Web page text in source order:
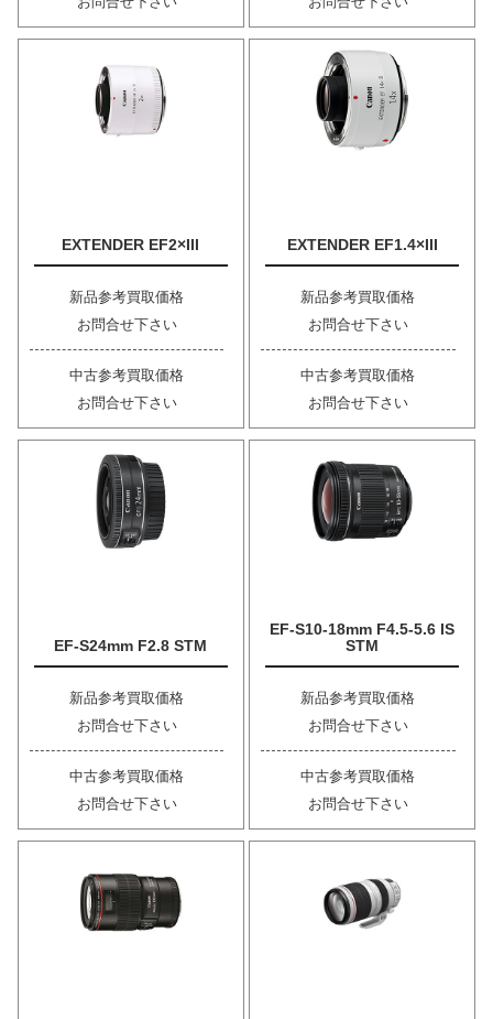
EXTENDER EF2×III
新品参考買取価格
お問合せ下さい
中古参考買取価格
お問合せ下さい
EXTENDER EF1.4×III
新品参考買取価格
お問合せ下さい
中古参考買取価格
お問合せ下さい
EF-S24mm F2.8 STM
新品参考買取価格
お問合せ下さい
中古参考買取価格
お問合せ下さい
EF-S10-18mm F4.5-5.6 IS
STM
新品参考買取価格
お問合せ下さい
中古参考買取価格
お問合せ下さい